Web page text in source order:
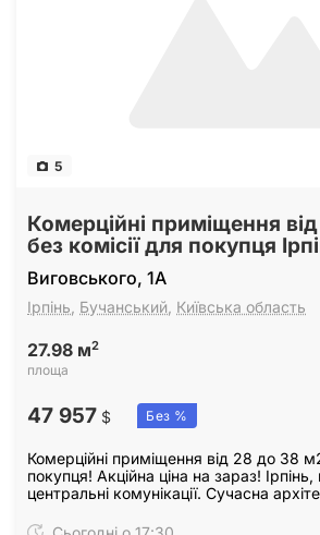
5
Комерційні приміщення
без комісії для покупця
Виговського, 1А
Ірпінь, Бучанський, Київська область
27.98 м2
площа
47 957 $ Без %
Комерційні приміщення від 28 до 38
покупця! Акційна ціна на зараз!
центральні комунікації. Сучасна